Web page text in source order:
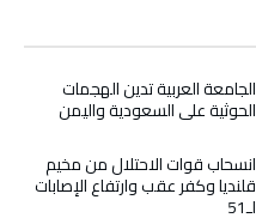
الجامعة العربية تدين الهجمات
الحوثية على السعودية واليمن
انسحاب قوات الاحتلال من مخيم
قلنديا وكفر عقب وارتفاع الإصابات
لـ51